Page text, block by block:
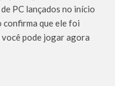
PC lançados no início
confirma que ele foi
pode jogar agora